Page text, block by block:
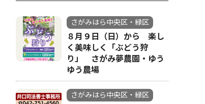
さがみはら中央区・緑区
８月９日（日）から 楽し
く美味しく「ぶどう狩
り」 さがみ夢農園・ゆう
ゆう農場
さがみはら中央区・緑区